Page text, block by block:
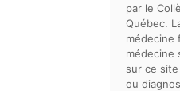
par le
Québec.
médecine
médecine
sur ce
ou